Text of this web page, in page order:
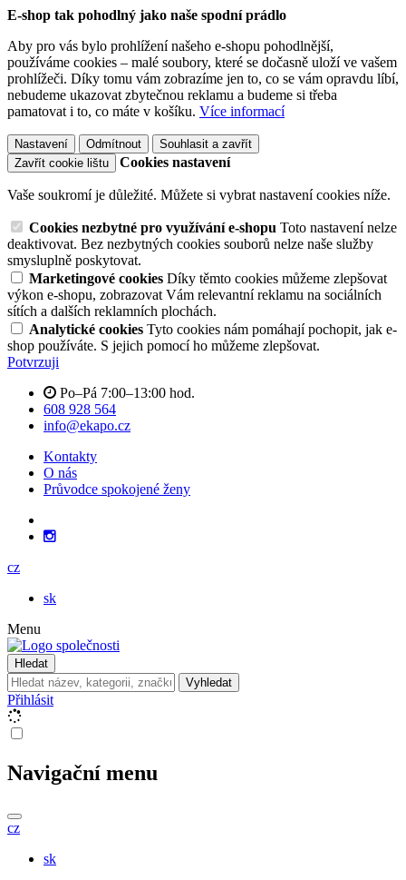
E-shop tak pohodlný jako naše spodní prádlo
Aby pro vás bylo prohlížení našeho e-shopu pohodlnější,
používáme cookies – malé soubory, které se dočasně uloží ve vašem
prohlížeči. Díky tomu vám zobrazíme jen to, co se vám opravdu líbí,
nebudeme ukazovat zbytečnou reklamu a budeme si třeba
pamatovat i to, co máte v košíku. Více informací
Nastavení Odmítnout
Souhlasit a zavřít
Zavřít cookie lištu
Cookies nastavení
Vaše soukromí je důležité. Můžete si vybrat nastavení cookies níže.
Cookies nezbytné pro využívání e-shopu Toto nastavení nelze
deaktivovat. Bez nezbytných cookies souborů nelze naše služby
smysluplně poskytovat.
Marketingové cookies Díky těmto cookies můžeme zlepšovat
výkon e-shopu, zobrazovat Vám relevantní reklamu na sociálních
sítích a dalších reklamních plochách.
Analytické cookies Tyto cookies nám pomáhají pochopit, jak e-
shop používáte. S jejich pomocí ho můžeme zlepšovat.
Potvrzuji
Po–Pá 7:00–13:00 hod.
608 928 564
info@ekapo.cz
Kontakty
O nás
Průvodce spokojené ženy
cz
sk
Menu
Hledat
Vyhledat
Přihlásit
Navigační menu
cz
sk